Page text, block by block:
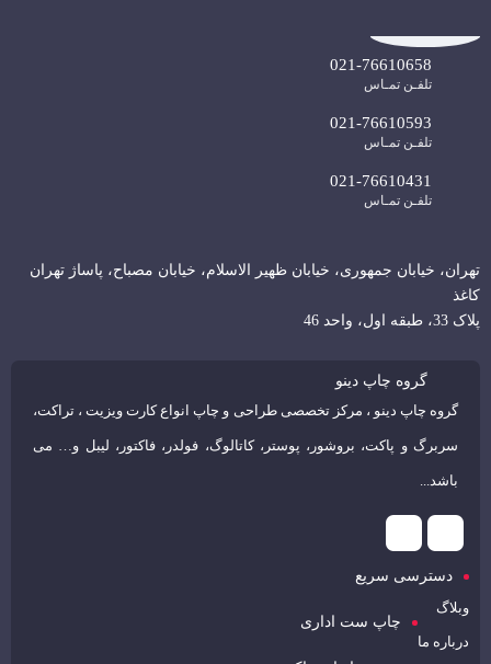
021-76610658
تلفـن تمـاس
021-76610593
تلفـن تمـاس
021-76610431
تلفـن تمـاس
تهران، خیابان جمهوری، خیابان ظهیر الاسلام، خیابان مصباح، پاساژ تهران
کاغذ
پلاک 33، طبقه اول، واحد 46
گروه چاپ دینو
گروه چاپ دینو ، مرکز تخصصی طراحی و چاپ انواع کارت ویزیت ، تراکت،
سربرگ و پاکت، بروشور، پوستر، کاتالوگ، فولدر، فاکتور، لیبل و… می
باشد...
دسترسی سریع
وبلاگ
درباره ما
چاپ ست اداری